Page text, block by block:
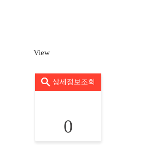
View
상세정보조회
0